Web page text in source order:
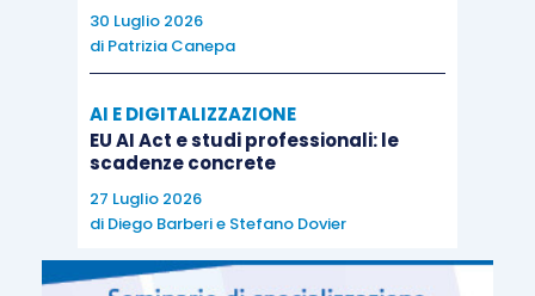
30 Luglio 2026
di Patrizia Canepa
AI E DIGITALIZZAZIONE
EU AI Act e studi professionali: le
scadenze concrete
27 Luglio 2026
di Diego Barberie Stefano Dovier